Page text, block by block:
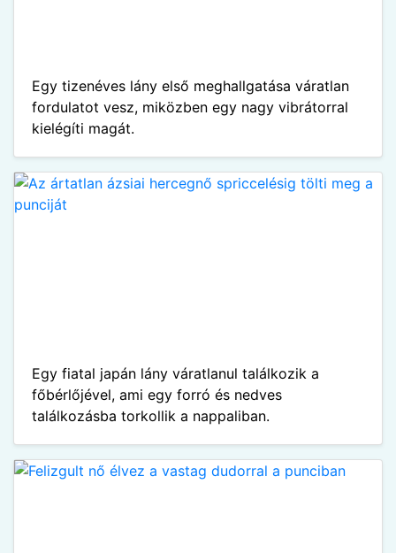
Egy tizenéves lány első meghallgatása váratlan
fordulatot vesz, miközben egy nagy vibrátorral
kielégíti magát.
Egy fiatal japán lány váratlanul találkozik a
főbérlőjével, ami egy forró és nedves
találkozásba torkollik a nappaliban.